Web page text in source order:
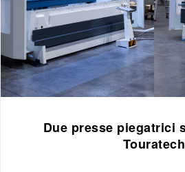
Due presse piegatrici
Touratech